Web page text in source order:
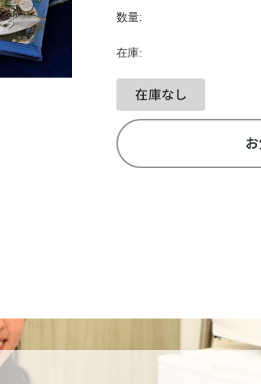
数量:
在庫: